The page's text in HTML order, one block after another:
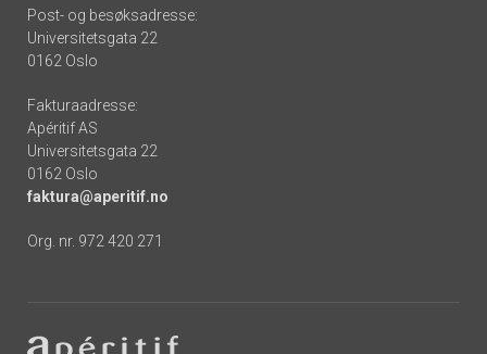
Post- og besøksadresse:
Universitetsgata 22
0162 Oslo
Fakturaadresse:
Apéritif AS
Universitetsgata 22
0162 Oslo
faktura@aperitif.no
Org. nr. 972 420 271